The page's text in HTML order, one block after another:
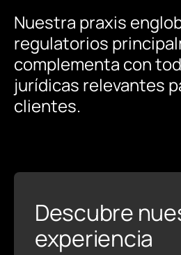
Nuestra praxis
regulatorios
complementa con
jurídicas relevantes
clientes.
Descubre
experiencia